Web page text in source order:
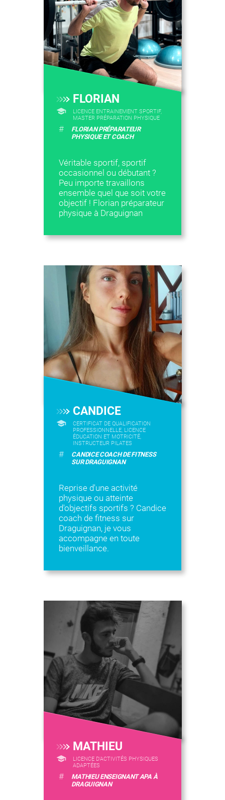
FLORIAN
LICENCE ENTRAINEMENT SPORTIF,
MASTER PRÉPARATION PHYSIQUE
#
FLORIAN PRÉPARATEUR
PHYSIQUE ET COACH
Véritable sportif, sportif
occasionnel ou débutant ?
Peu importe travaillons
ensemble quel que soit votre
objectif ! Florian préparateur
physique à Draguignan
CANDICE
CERTIFICAT DE QUALIFICATION
PROFESSIONNELLE, LICENCE
ÉDUCATION ET MOTRICITÉ,
INSTRUCTEUR PILATES
#
CANDICE COACH DE FITNESS
SUR DRAGUIGNAN
Reprise d'une activité
physique ou atteinte
d'objectifs sportifs ? Candice
coach de fitness sur
Draguignan, je vous
accompagne en toute
bienveillance.
MATHIEU
LICENCE D’ACTIVITÉS PHYSIQUES
ADAPTÉES
#
MATHIEU ENSEIGNANT APA À
DRAGUIGNAN